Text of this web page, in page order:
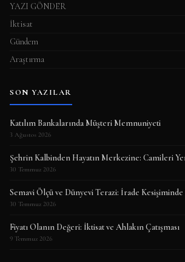
YAZI GÖNDER
İktisat
Gündem
Araştırma
SON YAZILAR
Katılım Bankalarında Müşteri Memnuniyeti
3 Ağustos 2026
Şehrin Kalbinden Hayatın Merkezine: Camileri
30 Temmuz 2026
Semavi Ölçü ve Dünyevi Terazi: İrade Kesişiminde
30 Temmuz 2026
Fiyatı Olanın Değeri: İktisat ve Ahlakın Çatışması
9 Temmuz 2026